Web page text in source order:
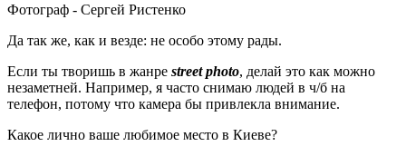
Фотограф - Сергей Ристенко
Да так же, как и везде: не особо этому рады.
Если ты творишь в жанре street photo, делай это как можно
незаметней. Например, я часто снимаю людей в ч/б на
телефон, потому что камера бы привлекла внимание.
Какое лично ваше любимое место в Киеве?